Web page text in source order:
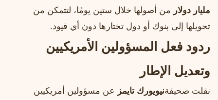
مليار دولار من أصولها خلال ستين يومًا، لتتمكن من
تحويلها إلى بنوك أو دول تختارها دون أي قيود.
ردود فعل المسؤولين الأمريكيين
وتعديل الإطار
نقلت صحيفةنيويورك تايمز عن مسؤولين أمريكيين